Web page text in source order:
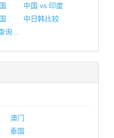
中国 vs 印度
中日韩比较
询...
澳门
泰国